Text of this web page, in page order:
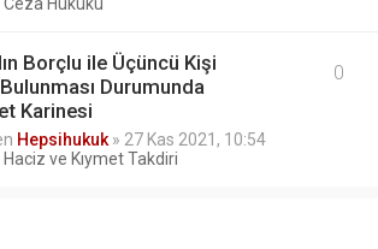
Ceza Hukuku
Borçlu ile Üçüncü Kişi
Durumunda
Karinesi
Hepsihukuk» 27 Kas 2021, 10:54
Haciz ve Kıymet Takdiri
0